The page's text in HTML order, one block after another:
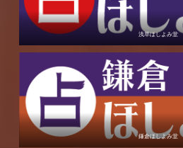
浅草ほしよみ堂
鎌倉ほしよみ堂